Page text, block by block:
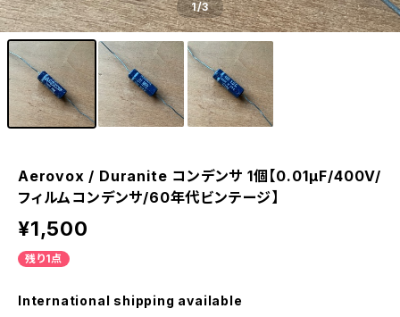
1/3
Aerovox / Duranite コンデンサ 1個【0.01μF/400V/
フィルムコンデンサ/60年代ビンテージ】
¥1,500
残り1点
International shipping available